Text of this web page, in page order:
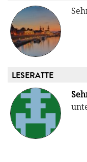
LESERATTE